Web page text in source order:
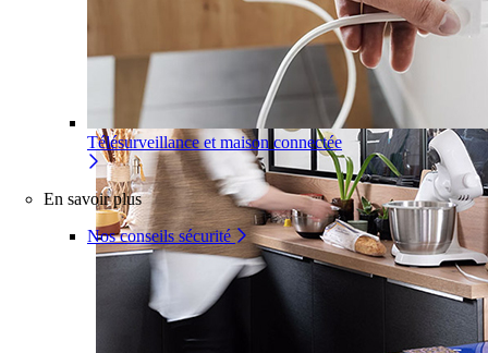
Télésurveillance et maison connectée
En savoir plus
Nos conseils sécurité